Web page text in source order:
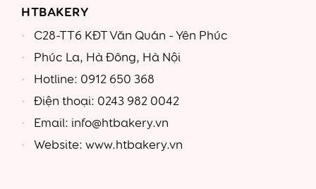
HTBAKERY
C28-TT6 KĐT Văn Quán - Yên Phúc
Phúc La, Hà Đông, Hà Nội
Hotline: 0912 650 368
Điện thoại: 0243 982 0042
Email: info@htbakery.vn
Website: www.htbakery.vn